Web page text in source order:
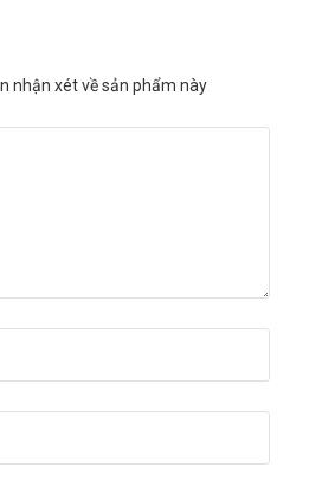
nhận xét về sản phẩm này